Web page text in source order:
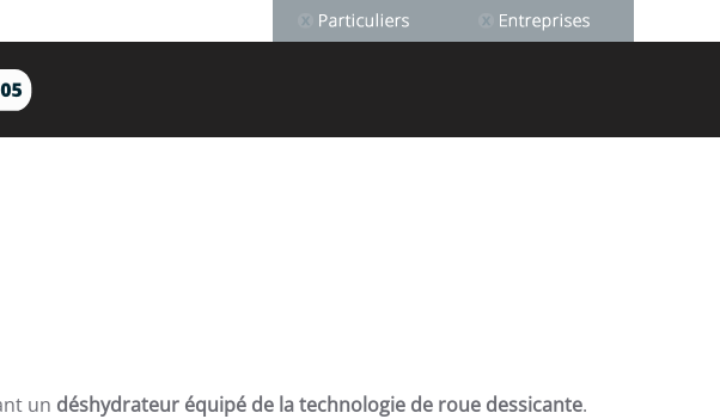
un déshydrateur équipé de la technologie de roue dessicante.